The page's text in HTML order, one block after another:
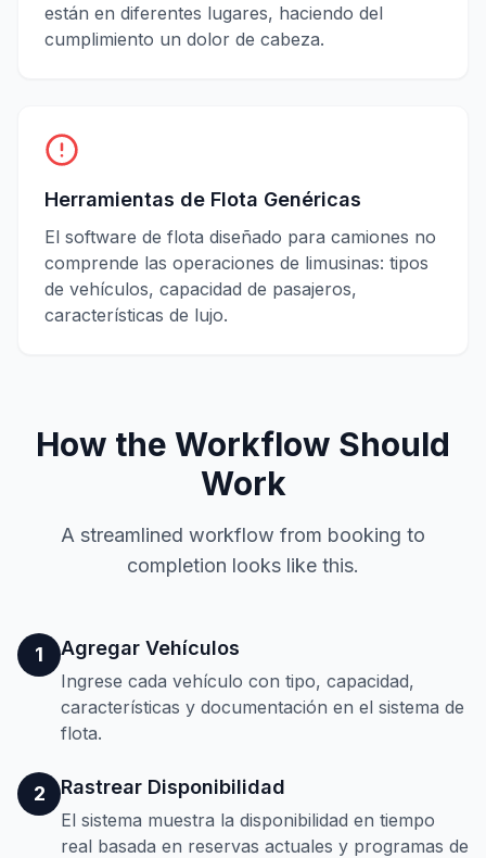
están en diferentes lugares, haciendo del
cumplimiento un dolor de cabeza.
Herramientas de Flota Genéricas
El software de flota diseñado para camiones no
comprende las operaciones de limusinas: tipos
de vehículos, capacidad de pasajeros,
características de lujo.
How the Workflow Should
Work
A streamlined workflow from booking to
completion looks like this.
1 Agregar Vehículos
Ingrese cada vehículo con tipo, capacidad,
características y documentación en el sistema de
flota.
2 Rastrear Disponibilidad
El sistema muestra la disponibilidad en tiempo
real basada en reservas actuales y programas de